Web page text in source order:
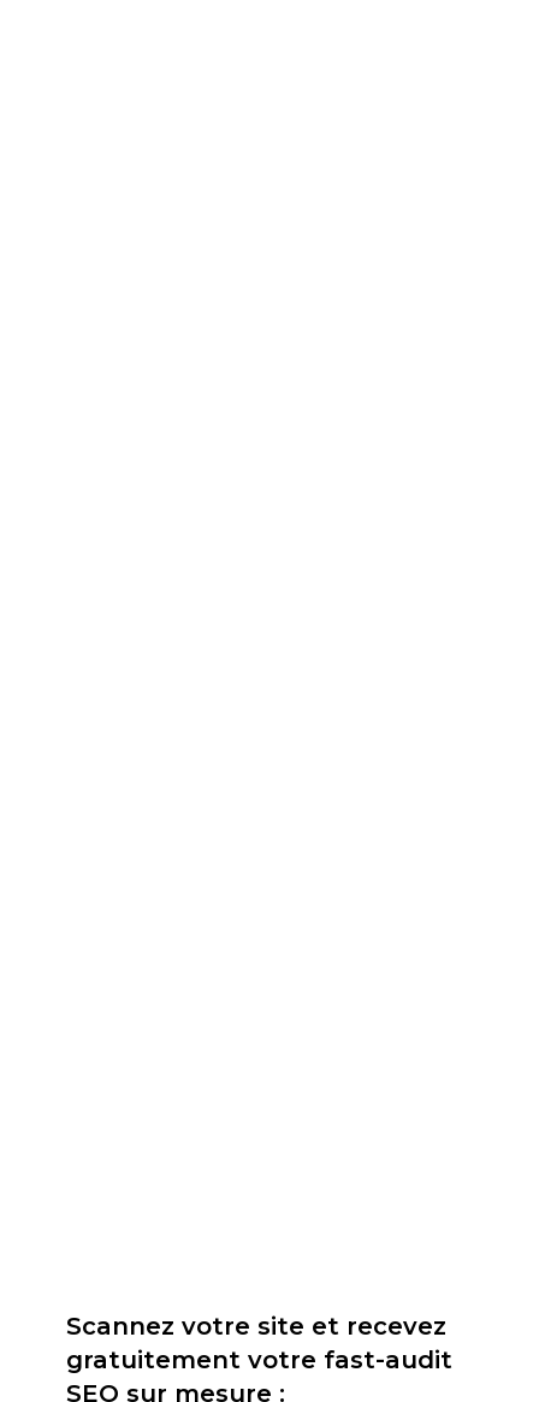
Scannez votre site et recevez
gratuitement votre fast-audit
SEO sur mesure :